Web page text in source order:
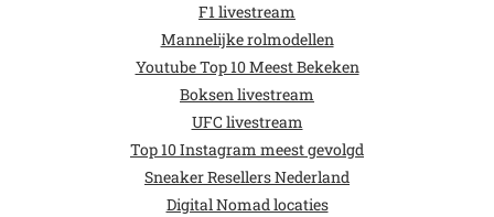
F1 livestream
Mannelijke rolmodellen
Youtube Top 10 Meest Bekeken
Boksen livestream
UFC livestream
Top 10 Instagram meest gevolgd
Sneaker Resellers Nederland
Digital Nomad locaties